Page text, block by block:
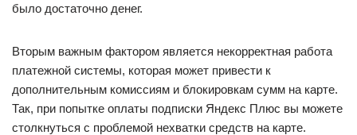
было достаточно денег.
Вторым важным фактором является некорректная работа
платежной системы, которая может привести к
дополнительным комиссиям и блокировкам сумм на карте.
Так, при попытке оплаты подписки Яндекс Плюс вы можете
столкнуться с проблемой нехватки средств на карте.